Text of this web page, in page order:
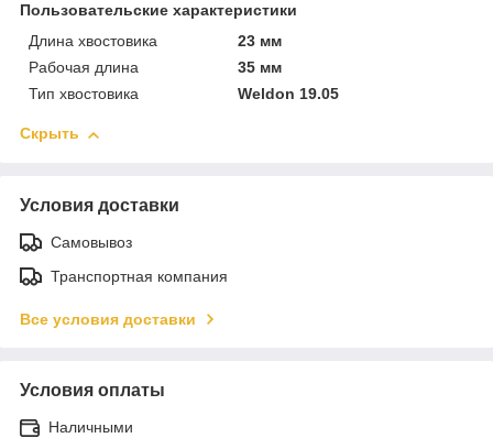
Пользовательские характеристики
Длина хвостовика
23 мм
Рабочая длина
35 мм
Тип хвостовика
Weldon 19.05
Скрыть
Условия доставки
Самовывоз
Транспортная компания
Все условия доставки
Условия оплаты
Наличными